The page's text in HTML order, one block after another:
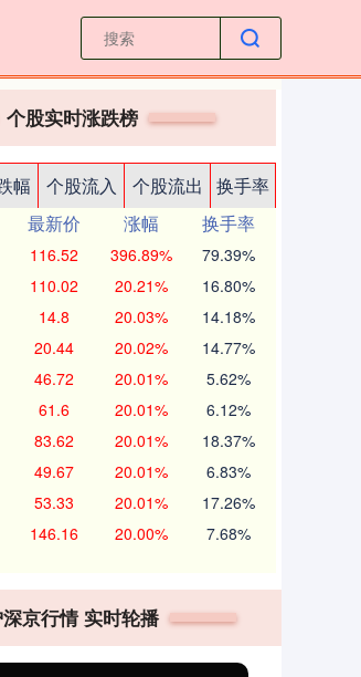
个股实时涨跌榜
幅 个股流入 个股流出
换手率
最新价 涨幅
换手率
116.52 396.89% 79.39%
110.02 20.21% 16.80%
14.8 20.03% 14.18%
20.44 20.02% 14.77%
46.72 20.01% 5.62%
61.6 20.01% 6.12%
83.62 20.01% 18.37%
49.67 20.01% 6.83%
53.33 20.01% 17.26%
146.16 20.00% 7.68%
京行情 实时轮播